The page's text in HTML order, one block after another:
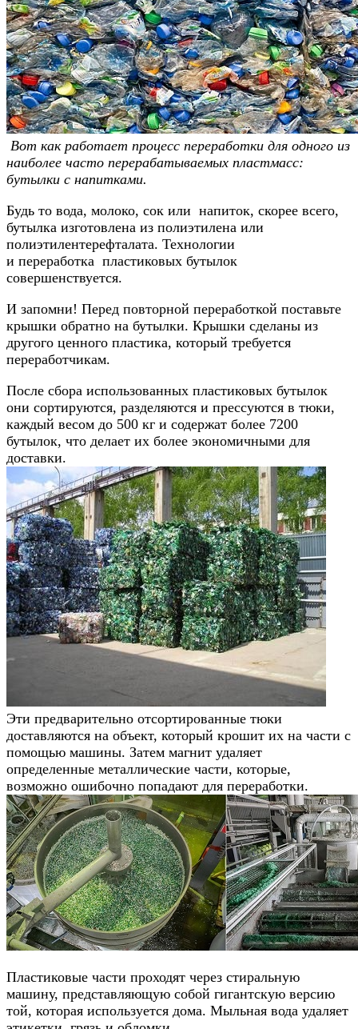
Вот как работает процесс переработки для одного из
наиболее часто перерабатываемых пластмасс:
бутылки с напитками.
Будь то вода, молоко, сок или напиток, скорее всего,
бутылка изготовлена ​​из полиэтилена или
полиэтилентерефталата. Технологии
и переработка пластиковых бутылок
совершенствуется.
И запомни! Перед повторной переработкой поставьте
крышки обратно на бутылки. Крышки сделаны из
другого ценного пластика, который требуется
переработчикам.
После сбора использованных пластиковых бутылок
они сортируются, разделяются и прессуются в тюки,
каждый весом до 500 кг и содержат более 7200
бутылок, что делает их более экономичными для
доставки.
Эти предварительно отсортированные тюки
доставляются на объект, который крошит их на части с
помощью машины. Затем магнит удаляет
определенные металлические части, которые,
возможно ошибочно попадают для переработки.
Пластиковые части проходят через стиральную
машину, представляющую собой гигантскую версию
той, которая используется дома. Мыльная вода удаляет